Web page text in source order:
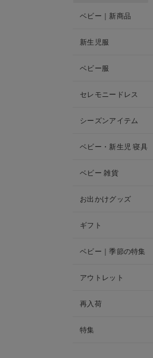
ベビー｜新商品
新生児服
ベビー服
セレモニードレス
シーズンアイテム
ベビー・新生児 寝具
ベビー 雑貨
お出かけグッズ
ギフト
ベビー｜季節の特集
アウトレット
再入荷
特集